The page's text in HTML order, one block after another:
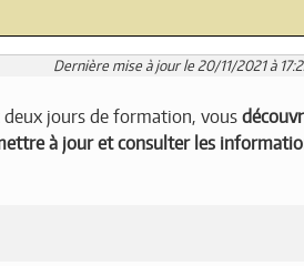
Dernière mise à jour le 20/11/2021 à
jours de formation, vous
à jour et consulter les